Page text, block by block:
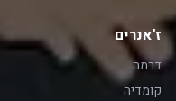
ז'אנרים
דרמה
קומדיה